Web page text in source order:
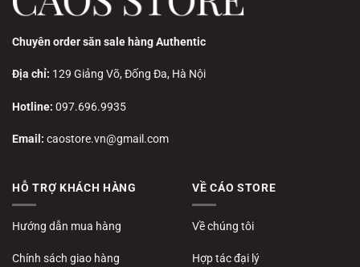
Chuyên order săn sale hàng Authentic
Địa chỉ: 129 Giảng Võ, Đống Đa, Hà Nội
Hotline: 097.696.9935
Email: caostore.vn@gmail.com
HỖ TRỢ KHÁCH HÀNG
Hướng dẫn mua hàng
Chính sách giao hàng
VỀ CÁO STORE
Về chúng tôi
Hợp tác đại lý